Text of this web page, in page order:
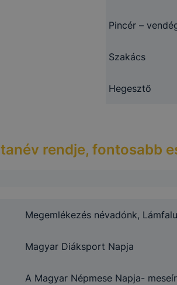
Pincér –
Szakács
Hegesztő
tanév rendje, fontosabb
Megemlékezés névadónk,
Magyar Diáksport Napja
A Magyar Népmese Napja-